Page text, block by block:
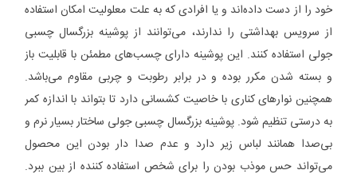
خود را از دست داده‌اند و یا افرادی که به علت معلولیت امکان استفاده
از سرویس بهداشتی را ندارند، می‌توانند از پوشینه بزرگسال چسبی
جولی استفاده کنند. این پوشینه دارای چسب‌های مطمئن با قابلیت باز
و بسته شدن مکرر بوده و در برابر رطوبت و چربی مقاوم می‌باشد.
همچنین نوار‌های کناری با خاصیت کشسانی دارد تا بتواند با اندازه کمر
به درستی تنظیم شود. پوشینه بزرگسال چسبی جولی ساختار بسیار نرم و
بی‌صدا همانند لباس زیر دارد و عدم صدا دار بودن این محصول
می‌تواند حس موذب بودن را برای شخص استفاده کننده از بین ببرد.